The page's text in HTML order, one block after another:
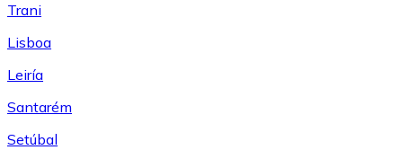
Trani
Lisboa
Leiría
Santarém
Setúbal